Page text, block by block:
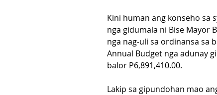
Kini human ang konseho sa
nga gidumala ni Bise Mayor
nga nag-uli sa ordinansa sa
Annual Budget nga adunay
balor P6,891,410.00.
Lakip sa gipundohan mao